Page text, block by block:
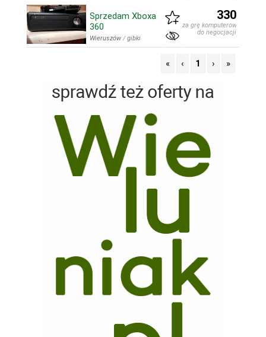
Sprzedam Xboxa
360
Wieruszów /gibki
330
za grę komputerową
do negocjacji
« ‹ 1 › »